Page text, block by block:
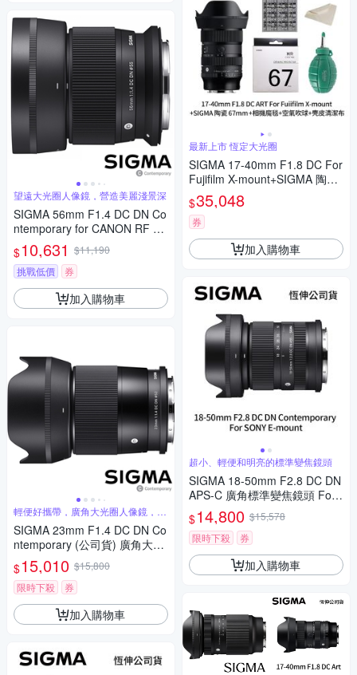
望遠大光圈人像鏡，營造美麗淺景深
SIGMA 56mm F1.4 DC DN Co
ntemporary for CANON RF 接
環 (公司貨) 望遠大光圈定焦鏡
人像鏡 APS-C 無反微單眼專用
鏡頭
$10,631 $11,190
挑戰低價
券
加入購物車
輕便好攜帶，廣角大光圈人像鏡，美
麗淺景深
SIGMA 23mm F1.4 DC DN Co
ntemporary (公司貨) 廣角大光
圈定焦鏡 人像鏡 APS-C 無反微
單眼專用鏡頭
$15,010 $15,800
限時下殺
券
加入購物車
最新上市 恆定大光圈
SIGMA 17-40mm F1.8 DC For
Fujifilm X-mount+SIGMA 陶瓷
67mm保護鏡+相機魔毯+BW-1
30吹球+3030麂皮清潔布 (公司
貨)
$35,048
券
加入購物車
超小、輕便和明亮的標準變焦鏡頭
SIGMA 18-50mm F2.8 DC DN
APS-C 廣角標準變焦鏡頭 For
SONY E-mount (公司貨)
$14,800 $15,578
限時下殺
券
加入購物車